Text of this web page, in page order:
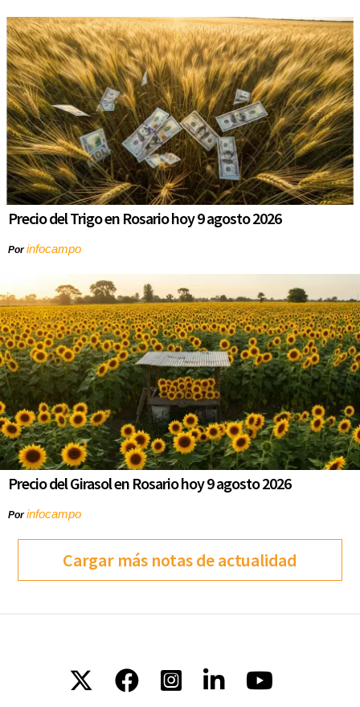
Precio del Trigo en Rosario hoy 9 agosto 2026
Porinfocampo
Precio del Girasol en Rosario hoy 9 agosto 2026
Porinfocampo
Cargar más notas de actualidad